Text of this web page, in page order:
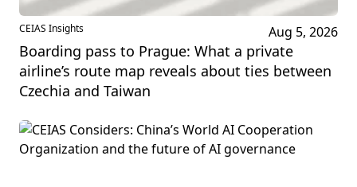
CEIAS Insights Aug 5, 2026
Boarding pass to Prague: What a private
airline’s route map reveals about ties between
Czechia and Taiwan